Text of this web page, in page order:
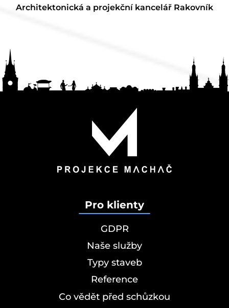
Architektonická a projekční kancelář Rakovník
Pro klienty
GDPR
Naše služby
Typy staveb
Reference
Co vědět před schůzkou